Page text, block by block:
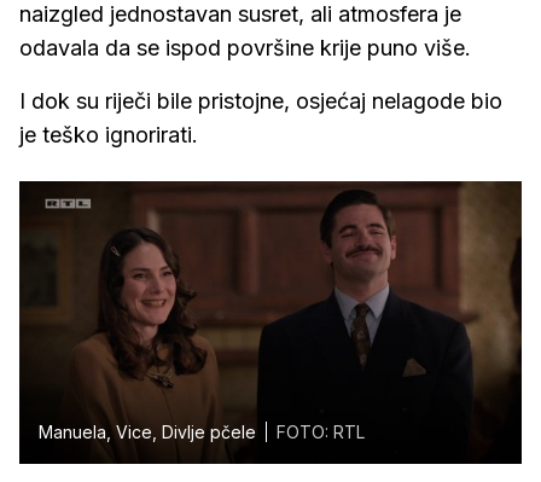
naizgled jednostavan susret, ali atmosfera je
odavala da se ispod površine krije puno više.
I dok su riječi bile pristojne, osjećaj nelagode bio
je teško ignorirati.
Manuela, Vice, Divlje pčele FOTO: RTL